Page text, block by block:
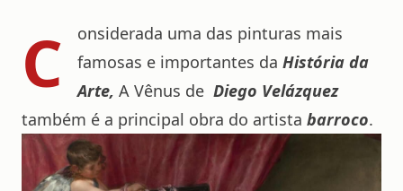
C
onsiderada uma das pinturas mais
famosas e importantes da História da
Arte, A Vênus de Diego Velázquez
também é a principal obra do artista barroco.